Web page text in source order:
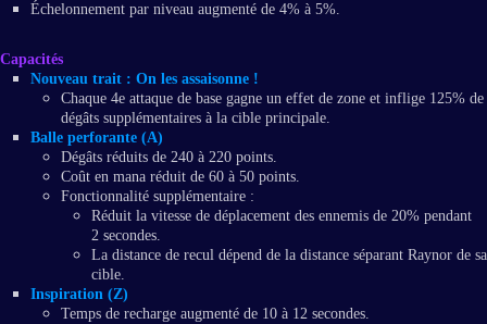
Échelonnement par niveau augmenté de 4% à 5%.
Capacités
Nouveau trait : On les assaisonne !
Chaque 4e attaque de base gagne un effet de zone et inflige 125% de
dégâts supplémentaires à la cible principale.
Balle perforante (A)
Dégâts réduits de 240 à 220 points.
Coût en mana réduit de 60 à 50 points.
Fonctionnalité supplémentaire :
Réduit la vitesse de déplacement des ennemis de 20% pendant
2 secondes.
La distance de recul dépend de la distance séparant Raynor de sa
cible.
Inspiration (Z)
Temps de recharge augmenté de 10 à 12 secondes.